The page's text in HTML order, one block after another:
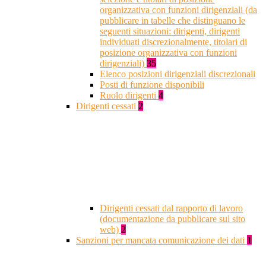
organizzativa con funzioni dirigenziali (da
pubblicare in tabelle che distinguano le
seguenti situazioni: dirigenti, dirigenti
individuati discrezionalmente, titolari di
posizione organizzativa con funzioni
dirigenziali) 35
Elenco posizioni dirigenziali discrezionali
Posti di funzione disponibili
Ruolo dirigenti 4
Dirigenti cessati 2
Dirigenti cessati dal rapporto di lavoro
(documentazione da pubblicare sul sito
web) 2
Sanzioni per mancata comunicazione dei dati 1